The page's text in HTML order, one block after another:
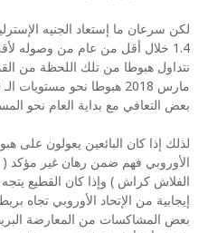
لكن سرعان ما إستعاد الجنيه
1.4 خلال أقل من عام من وصوله
بعض التعافي مع بداية العام نحو
لذلك إذا كان البائعين يعولون على
الأوروبي فهم ضمن رهان غير مؤكد
الفلاش كراش ) وإذا كان القطيع يتجه
إيجابية من الإتحاد الأوروبي تجاه
بعض المشاكسات من المعارضة